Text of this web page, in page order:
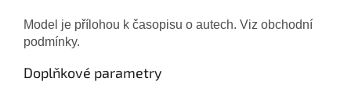
Model je přílohou k časopisu o autech. Viz obchodní
podmínky.
Doplňkové parametry